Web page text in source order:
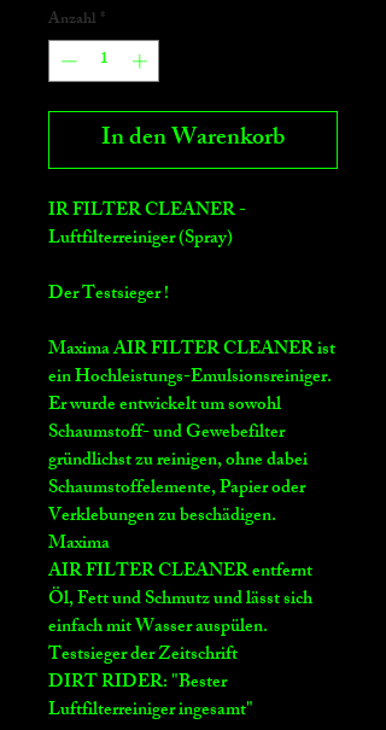
Anzahl*
In den Warenkorb
IR FILTER CLEANER -
Luftfilterreiniger (Spray)
Der Testsieger !
Maxima AIR FILTER CLEANER ist
ein Hochleistungs-Emulsionsreiniger.
Er wurde entwickelt um sowohl
Schaumstoff- und Gewebefilter
gründlichst zu reinigen, ohne dabei
Schaumstoffelemente, Papier oder
Verklebungen zu beschädigen.
Maxima
AIR FILTER CLEANER entfernt
Öl, Fett und Schmutz und lässt sich
einfach mit Wasser auspülen.
Testsieger der Zeitschrift
DIRT RIDER: "Bester
Luftfilterreiniger ingesamt"